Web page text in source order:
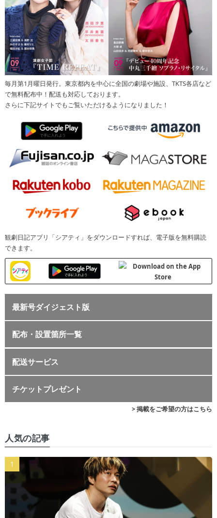
毎月第1月曜日発行。東京都内を中心に全国の劇場や施設、TKTS各店など
で無料配布中！配送も対応しております。
さらに下記サイトでもご覧いただけるようになりました！
観劇日記アプリ「シアティ」をダウンロードすれば、電子版を無料購読
できます。
最新号ダイジェスト版
配布・設置箇所一覧
配送サービス
チケットプレゼント
> 掲載をご希望の方はこちら
人気の記事